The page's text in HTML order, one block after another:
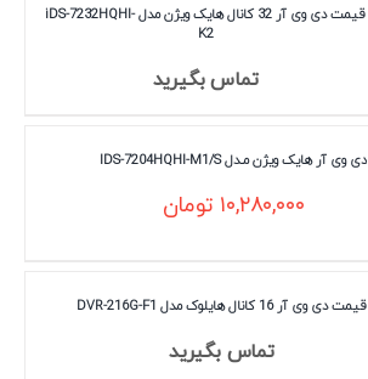
قیمت دی وی آر 32 کانال هایک ویژن مدل iDS-7232HQHI-
K2
تماس بگیرید
دی وی آر هایک ویژن مـدل IDS-7204HQHI-M1/S
۱۰,۲۸۰,۰۰۰ تومان
قیمت دی وی آر 16 کانال هایلوک مدل DVR-216G-F1
تماس بگیرید